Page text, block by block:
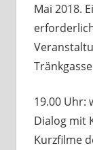
Mai 2018.
19.00 Uhr:
Dialog mit
Kurzfilme